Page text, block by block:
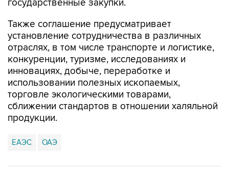
государственные закупки.
Также соглашение предусматривает
установление сотрудничества в различных
отраслях, в том числе транспорте и логистике,
конкуренции, туризме, исследованиях и
инновациях, добыче, переработке и
использовании полезных ископаемых,
торговле экологическими товарами,
сближении стандартов в отношении халяльной
продукции.
ЕАЭС ОАЭ